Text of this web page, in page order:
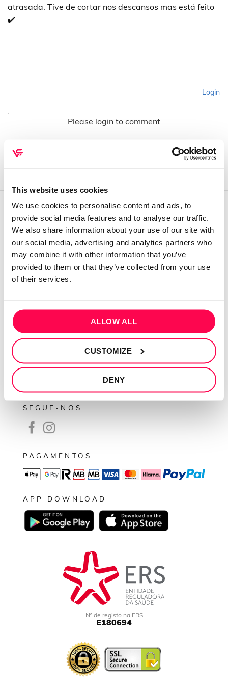
This website uses cookies
We use cookies to personalise content and ads, to
provide social media features and to analyse our traffic.
We also share information about your use of our site with
our social media, advertising and analytics partners who
may combine it with other information that you’ve
provided to them or that they’ve collected from your use
of their services.
ALLOW ALL
CUSTOMIZE
DENY
atrasada. Tive de cortar nos descansos mas está feito
✔️
Login
Please login to comment
QUEM SOMOS
Sobre mim
Contactos
Conta cliente
Política de privacidade
Termos e condições
Resolução de conflitos
SEGUE-NOS
PAGAMENTOS
APP DOWNLOAD
Nº de registo na ERS
E180694